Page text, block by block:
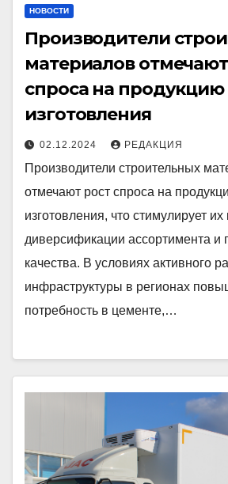
НОВОСТИ
Производители
материалов
спроса на продукцию
изготовления
02.12.2024 РЕДАКЦИЯ
Производители строительных
отмечают рост спроса на
изготовления, что стимулирует их
диверсификации ассортимента
качества. В условиях активного
инфраструктуры в регионах
потребность в цементе,…